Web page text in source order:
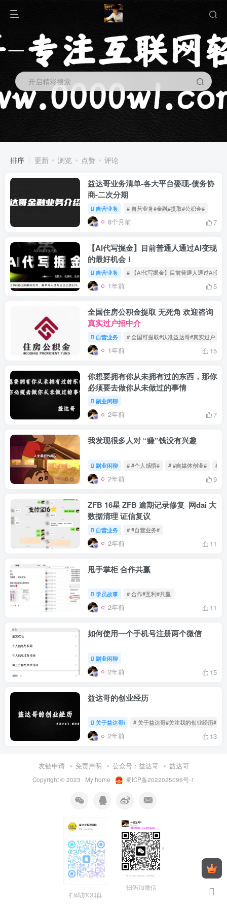
开启精彩搜索
排序 更新 浏览 点赞 评论
益达哥业务清单-各大平台娶现-债务协
商-二次分期
自营业务 # 自营业务#金融#提取#公积金#
8个月前 7
【AI代写掘金】目前普通人通过AI变现
的最好机会！
自营业务 # 【AI代写掘金】目前普通人通过AI变现
1年前 5
全国住房公积金提取 无死角 欢迎咨询
真实过户招中介
自营业务 # 全国可提取#认准益达哥#真实过户
1年前 15
你想要拥有你从未拥有过的东西，那你
必须要去做你从未做过的事情
副业闲聊
2年前 7
我发现很多人对 “赚”钱没有兴趣
副业闲聊 # #个人感悟# # #自媒体创业# # #
2年前 9
ZFB 16星 ZFB 逾期记录修复 网dai 大
数据清理 证信复议
自营业务 # #自营业务#
2年前 11
甩手掌柜 合作共赢
学员故事 # 合作#互利#共赢
2年前 11
如何使用一个手机号注册两个微信
副业闲聊
2年前 15
益达哥的创业经历
关于益达哥i # 关于益达哥#关注我的创业经历#
2年前 13
友链申请 免责声明 公众号：益达哥 益达哥
Copyright © 2023 · My home · 蜀ICP备2022025096号-1
扫码加QQ群
扫码加微信